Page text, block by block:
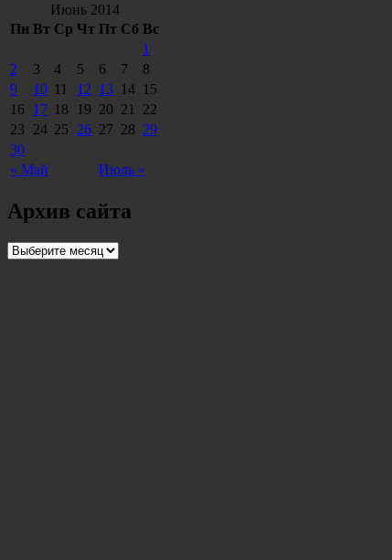
Июнь 2014
Пн Вт Ср Чт Пт Сб Вс
« Май Июль »
1
2
3 4 5 6 7
8
9
10 11 12 13 14 15
16 17 18 19 20 21
22
23
24 25 26 27 28 29
30
Архив сайта